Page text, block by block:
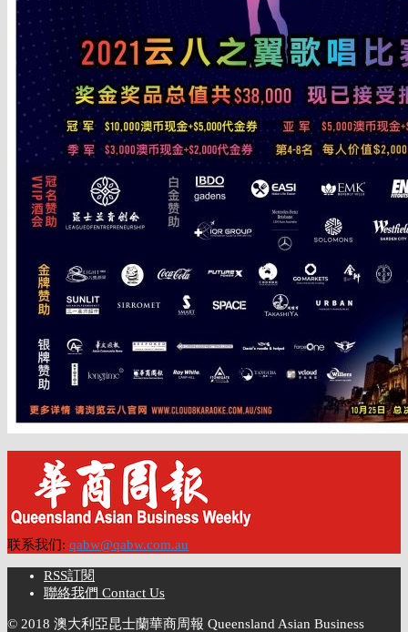
联系我们: qabw@qabw.com.au
RSS訂閱
聯絡我們 Contact Us
© 2018 澳大利亞昆士蘭華商周報 Queensland Asian Business